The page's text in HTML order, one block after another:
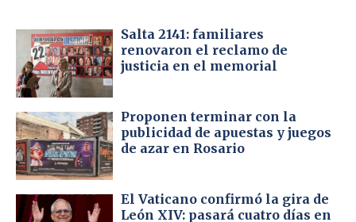
Salta 2141: familiares
renovaron el reclamo de
justicia en el memorial
Proponen terminar con la
publicidad de apuestas y juegos
de azar en Rosario
El Vaticano confirmó la gira de
León XIV: pasará cuatro días en